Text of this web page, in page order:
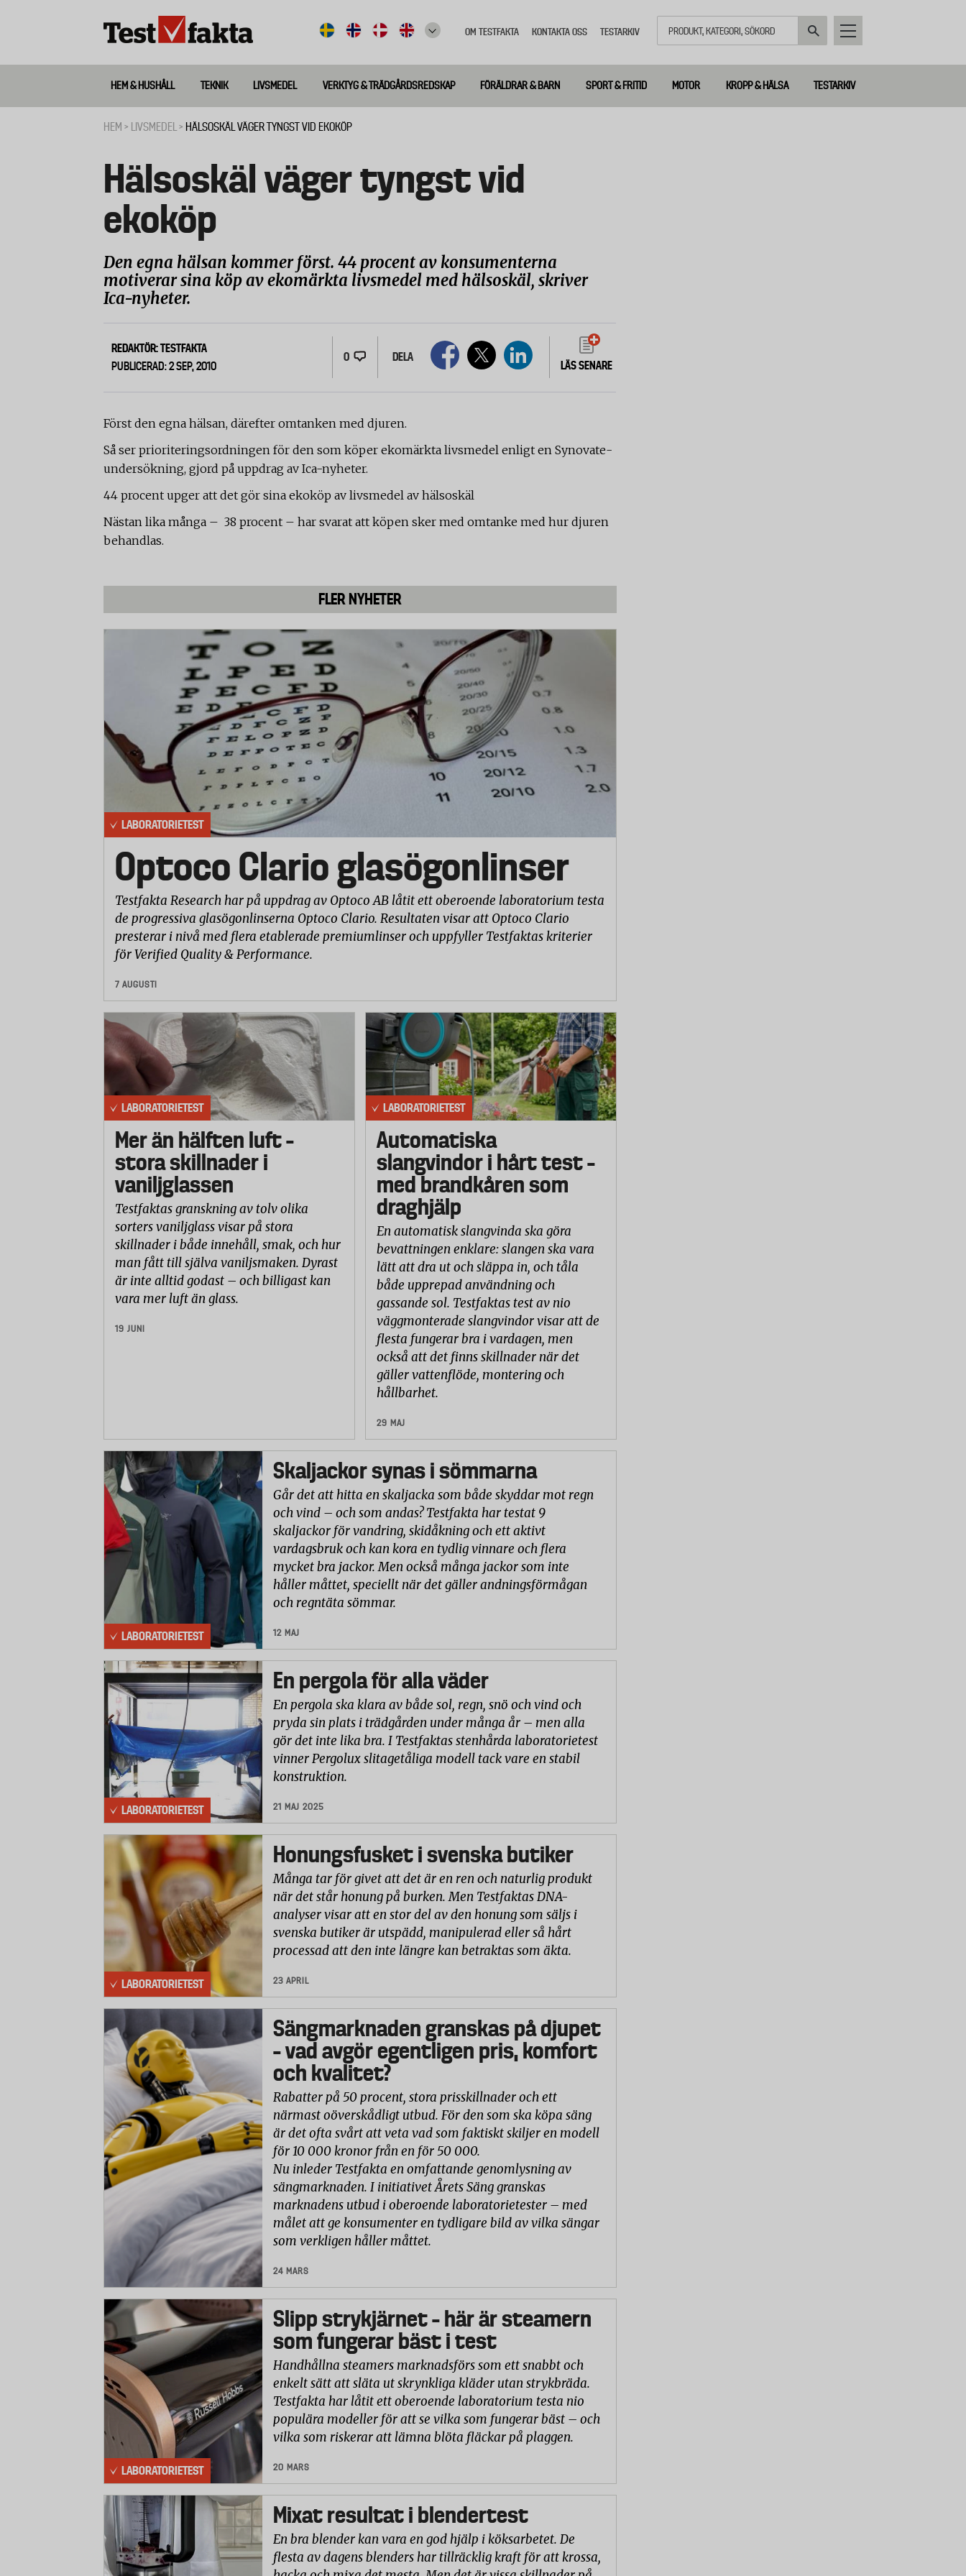
meny
OM TESTFAKTA KONTAKTA OSS TESTARKIV
Huvudmeny
ny
HEM & HUSHÅLL TEKNIK LIVSMEDEL VERKTYG & TRÄDGÅRDSREDSKAP FÖRÄLDRAR & BARN SPORT & FRITID MOTOR KROPP & HÄLSA TESTARKIV
HEM LIVSMEDEL HÄLSOSKÄL VÄGER TYNGST VID EKOKÖP
Hälsoskäl väger tyngst vid
ekoköp
Den egna hälsan kommer först. 44 procent av konsumenterna
motiverar sina köp av ekomärkta livsmedel med hälsoskäl, skriver
Ica-nyheter.
REDAKTÖR: TESTFAKTA
PUBLICERAD: 2 SEP, 2010
0 DELA
LÄS SENARE
Först den egna hälsan, därefter omtanken med djuren.
Så ser prioriteringsordningen för den som köper ekomärkta livsmedel enligt en Synovate-
undersökning, gjord på uppdrag av Ica-nyheter.
44 procent upger att det gör sina ekoköp av livsmedel av hälsoskäl
Nästan lika många – 38 procent – har svarat att köpen sker med omtanke med hur djuren
behandlas.
FLER NYHETER
LABORATORIETEST
Optoco Clario glasögonlinser
Testfakta Research har på uppdrag av Optoco AB låtit ett oberoende laboratorium testa
de progressiva glasögonlinserna Optoco Clario. Resultaten visar att Optoco Clario
presterar i nivå med flera etablerade premiumlinser och uppfyller Testfaktas kriterier
för Verified Quality & Performance.
7 AUGUSTI
LABORATORIETEST
Mer än hälften luft –
stora skillnader i
vaniljglassen
Testfaktas granskning av tolv olika
sorters vaniljglass visar på stora
skillnader i både innehåll, smak, och hur
man fått till själva vaniljsmaken. Dyrast
är inte alltid godast – och billigast kan
vara mer luft än glass.
19 JUNI
LABORATORIETEST
Automatiska
slangvindor i hårt test –
med brandkåren som
draghjälp
En automatisk slangvinda ska göra
bevattningen enklare: slangen ska vara
lätt att dra ut och släppa in, och tåla
både upprepad användning och
gassande sol. Testfaktas test av nio
väggmonterade slangvindor visar att de
flesta fungerar bra i vardagen, men
också att det finns skillnader när det
gäller vattenflöde, montering och
hållbarhet.
29 MAJ
LABORATORIETEST
Skaljackor synas i sömmarna
Går det att hitta en skaljacka som både skyddar mot regn
och vind – och som andas? Testfakta har testat 9
skaljackor för vandring, skidåkning och ett aktivt
vardagsbruk och kan kora en tydlig vinnare och flera
mycket bra jackor. Men också många jackor som inte
håller måttet, speciellt när det gäller andningsförmågan
och regntäta sömmar.
12 MAJ
LABORATORIETEST
En pergola för alla väder
En pergola ska klara av både sol, regn, snö och vind och
pryda sin plats i trädgården under många år – men alla
gör det inte lika bra. I Testfaktas stenhårda laboratorietest
vinner Pergolux slitagetåliga modell tack vare en stabil
konstruktion.
21 MAJ 2025
LABORATORIETEST
Honungsfusket i svenska butiker
Många tar för givet att det är en ren och naturlig produkt
när det står honung på burken. Men Testfaktas DNA-
analyser visar att en stor del av den honung som säljs i
svenska butiker är utspädd, manipulerad eller så hårt
processad att den inte längre kan betraktas som äkta.
23 APRIL
Sängmarknaden granskas på djupet
– vad avgör egentligen pris, komfort
och kvalitet?
Rabatter på 50 procent, stora prisskillnader och ett
närmast oöverskådligt utbud. För den som ska köpa säng
är det ofta svårt att veta vad som faktiskt skiljer en modell
för 10 000 kronor från en för 50 000.
Nu inleder Testfakta en omfattande genomlysning av
sängmarknaden. I initiativet Årets Säng granskas
marknadens utbud i oberoende laboratorietester – med
målet att ge konsumenter en tydligare bild av vilka sängar
som verkligen håller måttet.
24 MARS
LABORATORIETEST
Slipp strykjärnet – här är steamern
som fungerar bäst i test
Handhållna steamers marknadsförs som ett snabbt och
enkelt sätt att släta ut skrynkliga kläder utan strykbräda.
Testfakta har låtit ett oberoende laboratorium testa nio
populära modeller för att se vilka som fungerar bäst – och
vilka som riskerar att lämna blöta fläckar på plaggen.
20 MARS
Mixat resultat i blendertest
En bra blender kan vara en god hjälp i köksarbetet. De
flesta av dagens blenders har tillräcklig kraft för att krossa,